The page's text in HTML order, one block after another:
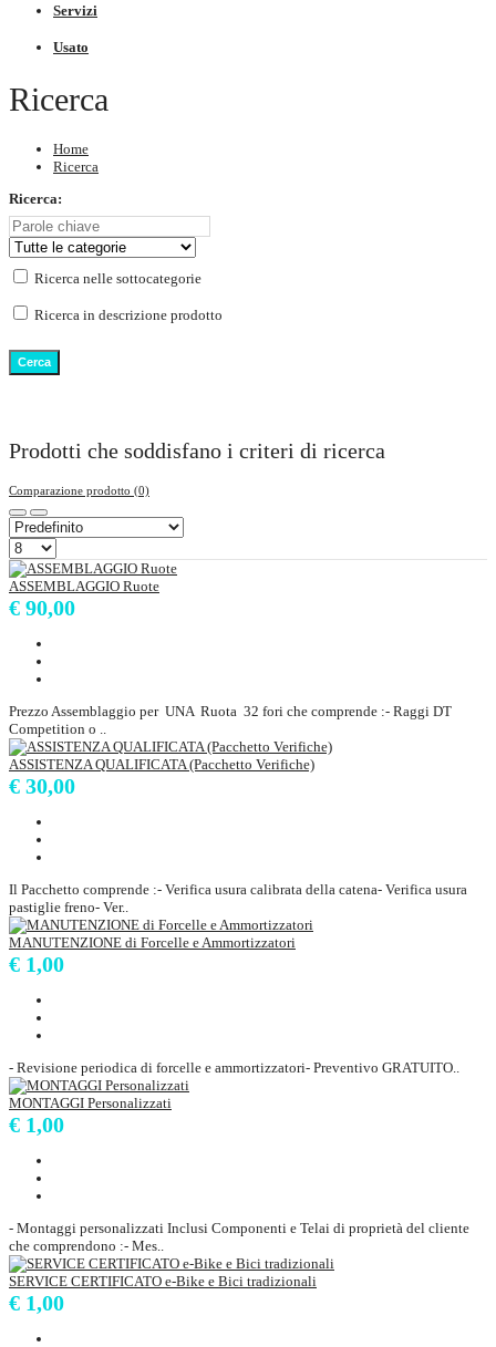
Servizi
Usato
Ricerca
Home
Ricerca
Ricerca:
Ricerca nelle sottocategorie
Ricerca in descrizione prodotto
Prodotti che soddisfano i criteri di ricerca
Comparazione prodotto (0)
ASSEMBLAGGIO Ruote
€ 90,00
Prezzo Assemblaggio per UNA Ruota 32 fori che comprende :- Raggi DT
Competition o ..
ASSISTENZA QUALIFICATA (Pacchetto Verifiche)
€ 30,00
Il Pacchetto comprende :- Verifica usura calibrata della catena- Verifica usura
pastiglie freno- Ver..
MANUTENZIONE di Forcelle e Ammortizzatori
€ 1,00
- Revisione periodica di forcelle e ammortizzatori- Preventivo GRATUITO..
MONTAGGI Personalizzati
€ 1,00
- Montaggi personalizzati Inclusi Componenti e Telai di proprietà del cliente
che comprendono :- Mes..
SERVICE CERTIFICATO e-Bike e Bici tradizionali
€ 1,00